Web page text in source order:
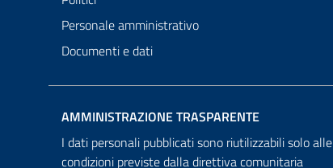
Personale amministrativo
Documenti e dati
AMMINISTRAZIONE TRASPARENTE
I dati personali pubblicati sono riutilizzabili solo alle
condizioni previste dalla direttiva comunitaria